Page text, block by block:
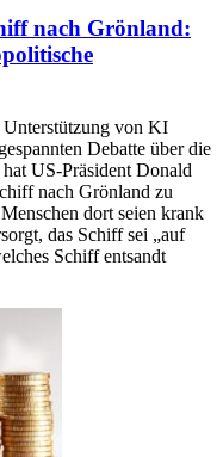
nach Grönland:
Unterstützung von KI
Debatte über die
US-Präsident Donald
nach Grönland zu
dort seien krank
das Schiff sei „auf
Schiff entsandt